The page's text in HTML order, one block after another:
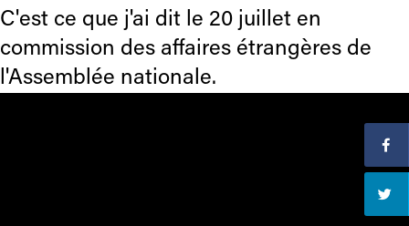
C'est ce que j'ai dit le 20 juillet en
commission des affaires étrangères de
l'Assemblée nationale.